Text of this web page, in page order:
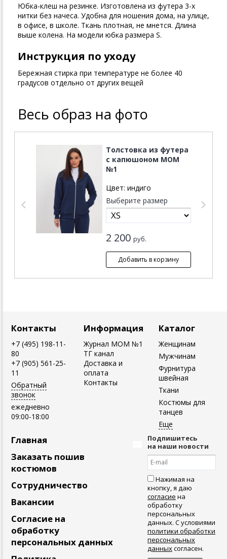
Юбка-клеш на резинке. Изготовлена из футера 3-х
нитки без начеса. Удобна для ношения дома, на улице,
в офисе, в школе. Ткань плотная, не мнется. Длина
выше колена. На модели юбка размера S.
Инструкция по уходу
Бережная стирка при температуре не более 40
градусов отдельно от других вещей
Весь образ на фото
Толстовка из футера
с капюшоном MOM
№1
Цвет: индиго
Выберите размер
2 200 руб.
Контакты
+7 (495) 198-11-
80
+7 (905) 561-25-
11
Обратный
звонок
ежедневно
09:00-18:00
Информация
Журнал MOM №1
ТГ канал
Доставка и
оплата
Контакты
Каталог
Женщинам
Мужчинам
Фурнитура
швейная
Ткани
Костюмы для
танцев
Главная
Заказать пошив
костюмов
Сотрудничество
Вакансии
Согласие на
обработку
персональных данных
Подпишитесь
на наши новости
Нажимая на
кнопку, я даю
согласие на
обработку
персональных
данных. С условиями
политики обработки
персональных
данныхсогласен.